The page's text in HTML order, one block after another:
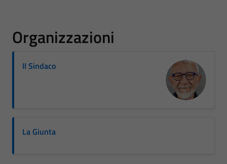
Organizzazioni
Il Sindaco
La Giunta